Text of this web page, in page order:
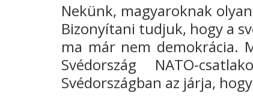
Nekünk, magyaroknak
Bizonyítani tudjuk, hogy a
ma már nem demokrácia.
Svédország NATO-
Svédországban az járja,